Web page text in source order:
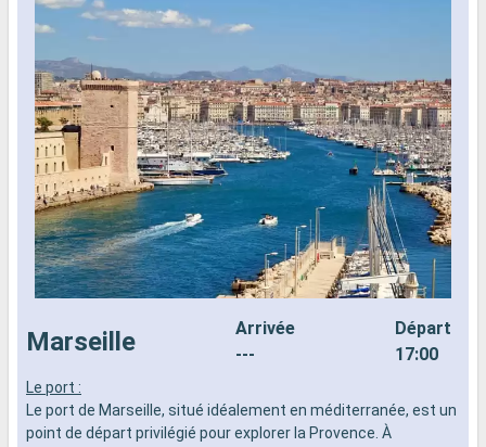
Marseille
Arrivée
---
Départ
17:00
Le port :
Le port de Marseille, situé idéalement en méditerranée, est un
point de départ privilégié pour explorer la Provence. À